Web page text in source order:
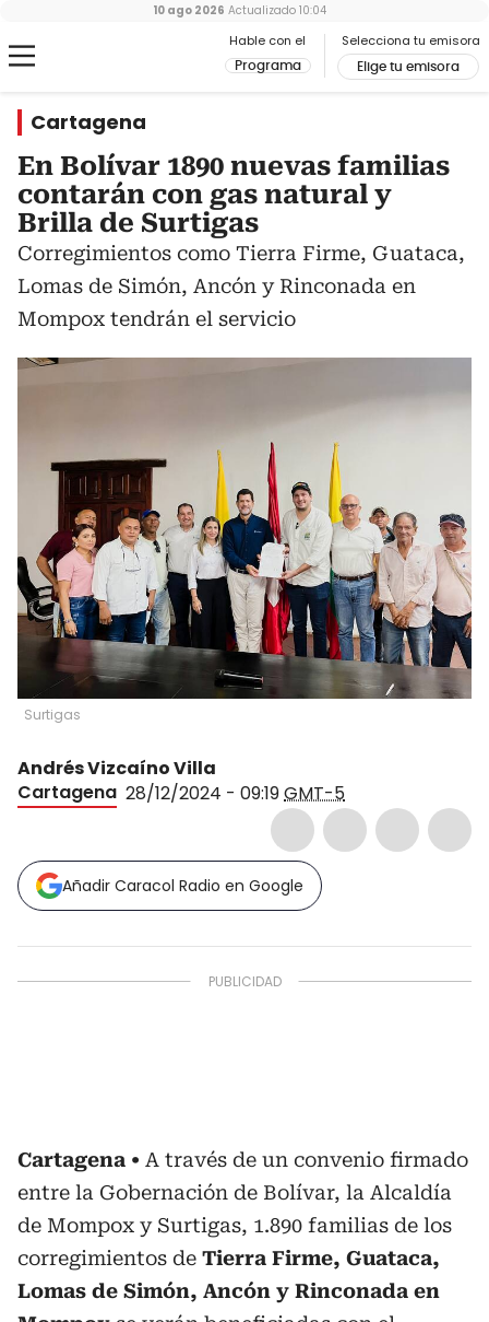
Hable con el
Programa
Selecciona tu emisora
Elige tu emisora
10 ago 2026 Actualizado 10:04
Cartagena
En Bolívar 1890 nuevas familias
contarán con gas natural y
Brilla de Surtigas
Corregimientos como Tierra Firme, Guataca,
Lomas de Simón, Ancón y Rinconada en
Mompox tendrán el servicio
Surtigas
Andrés Vizcaíno Villa
Cartagena 28/12/2024 - 09:19GMT-5
Añadir Caracol Radio en Google
Cartagena
A través de un convenio firmado
entre la Gobernación de Bolívar, la Alcaldía
de Mompox y Surtigas, 1.890 familias de los
corregimientos de Tierra Firme, Guataca,
Lomas de Simón, Ancón y Rinconada en